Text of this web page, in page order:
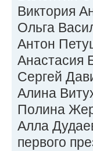
Виктория
Ольга
Антон
Анастасия
Сергей
Алина
Полина
Алла
первого